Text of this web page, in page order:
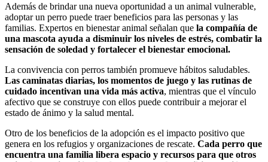
Además de brindar una nueva oportunidad a un animal vulnerable,
adoptar un perro puede traer beneficios para las personas y las
familias. Expertos en bienestar animal señalan que la compañía de
una mascota ayuda a disminuir los niveles de estrés, combatir la
sensación de soledad y fortalecer el bienestar emocional.
La convivencia con perros también promueve hábitos saludables.
Las caminatas diarias, los momentos de juego y las rutinas de
cuidado incentivan una vida más activa, mientras que el vínculo
afectivo que se construye con ellos puede contribuir a mejorar el
estado de ánimo y la salud mental.
Otro de los beneficios de la adopción es el impacto positivo que
genera en los refugios y organizaciones de rescate. Cada perro que
encuentra una familia libera espacio y recursos para que otros